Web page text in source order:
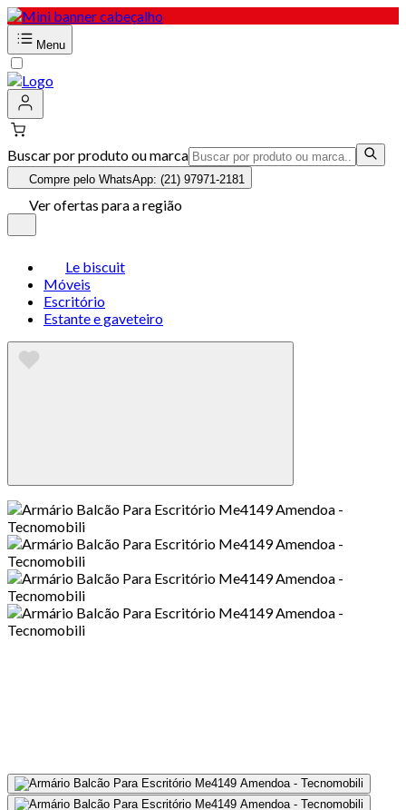
Menu
Buscar por produto ou marca
Compre pelo WhatsApp: (21) 97971-2181
Ver ofertas para a região
Le biscuit
Móveis
Escritório
Estante e gaveteiro